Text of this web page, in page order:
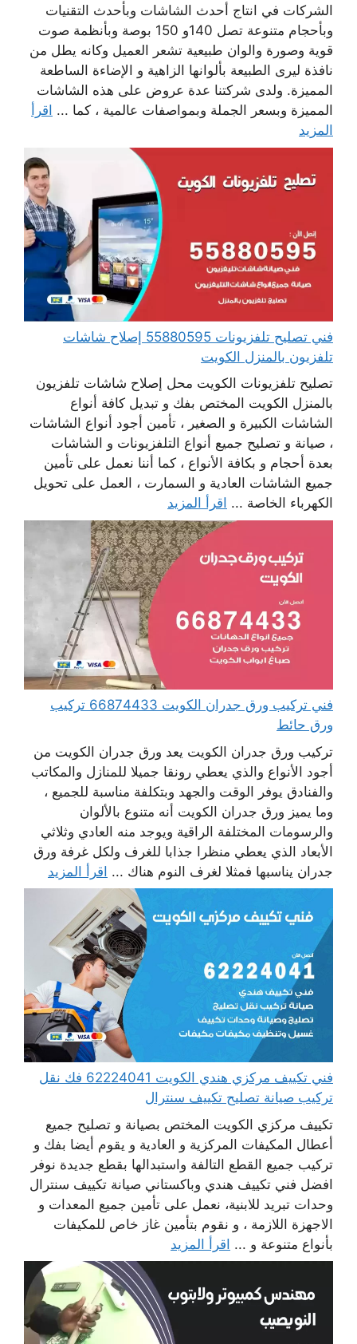
الشركات في انتاج أحدث الشاشات وبأحدث التقنيات
وبأحجام متنوعة تصل 140و 150 بوصة وبأنظمة صوت
قوية وصورة والوان طبيعية تشعر العميل وكانه يطل من
نافذة ليرى الطبيعة بألوانها الزاهية و الإضاءة الساطعة
المميزة. ولدى شركتنا عدة عروض على هذه الشاشات
المميزة وبسعر الجملة وبمواصفات عالمية ، كما ... اقرأ
المزيد
فني تصليح تلفزيونات 55880595 إصلاح شاشات
تلفزيون بالمنزل الكويت
تصليح تلفزيونات الكويت محل إصلاح شاشات تلفزيون
بالمنزل الكويت المختص بفك و تبديل كافة أنواع
الشاشات الكبيرة و الصغير ، تأمين أجود أنواع الشاشات
، صيانة و تصليح جميع أنواع التلفزيونات و الشاشات
بعدة أحجام و بكافة الأنواع ، كما أننا نعمل على تأمين
جميع الشاشات العادية و السمارت ، العمل على تحويل
الكهرباء الخاصة ... اقرأ المزيد
فني تركيب ورق جدران الكويت 66874433 تركيب
ورق حائط
تركيب ورق جدران الكويت يعد ورق جدران الكويت من
أجود الأنواع والذي يعطي رونقا جميلا للمنازل والمكاتب
والفنادق يوفر الوقت والجهد وبتكلفة مناسبة للجميع ،
وما يميز ورق جدران الكويت أنه متنوع بالألوان
والرسومات المختلفة الراقية ويوجد منه العادي وثلاثي
الأبعاد الذي يعطي منظرا جذابا للغرف ولكل غرفة ورق
جدران يناسبها فمثلا لغرف النوم هناك ... اقرأ المزيد
فني تكييف مركزي هندي الكويت 62224041 فك نقل
تركيب صيانة تصليح تكييف سنترال
تكييف مركزي الكويت المختص بصيانة و تصليح جميع
أعطال المكيفات المركزية و العادية و يقوم أيضا بفك و
تركيب جميع القطع التالفة واستبدالها بقطع جديدة نوفر
افضل فني تكييف هندي وباكستاني صيانة تكييف سنترال
وحدات تبريد للابنية، نعمل على تأمين جميع المعدات و
الاجهزة اللازمة ، و نقوم بتأمين غاز خاص للمكيفات
بأنواع متنوعة و ... اقرأ المزيد